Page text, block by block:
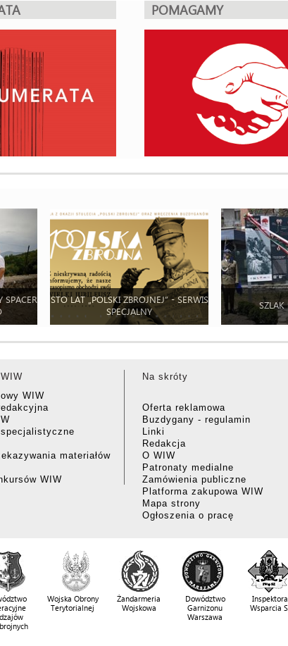
POMAGAMY
SPACER
STO LAT „POLSKI ZBROJNEJ” - SERWIS
SPECJALNY
SZLAK
WIW
materiałów
WIW
Na skróty
Oferta reklamowa
Buzdygany - regulamin
Linki
Redakcja
O WIW
Patronaty medialne
Zamówienia publiczne
Platforma zakupowa WIW
Mapa strony
Ogłoszenia o pracę
Wojska Obrony
Terytorialnej
Żandarmeria
Wojskowa
Dowództwo
Garnizonu
Warszawa
Wsparcia